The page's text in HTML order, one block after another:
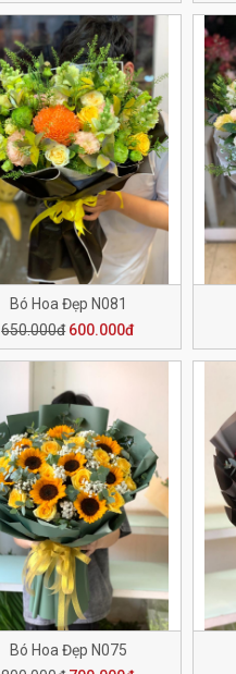
Bó Hoa Đẹp N081
650.000đ 600.000đ
Bó Hoa Đẹp N075